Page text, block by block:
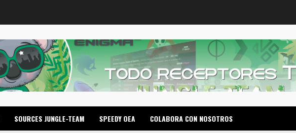
SOURCES JUNGLE-TEAM SPEEDY OEA COLABORA CON NOSOTROS